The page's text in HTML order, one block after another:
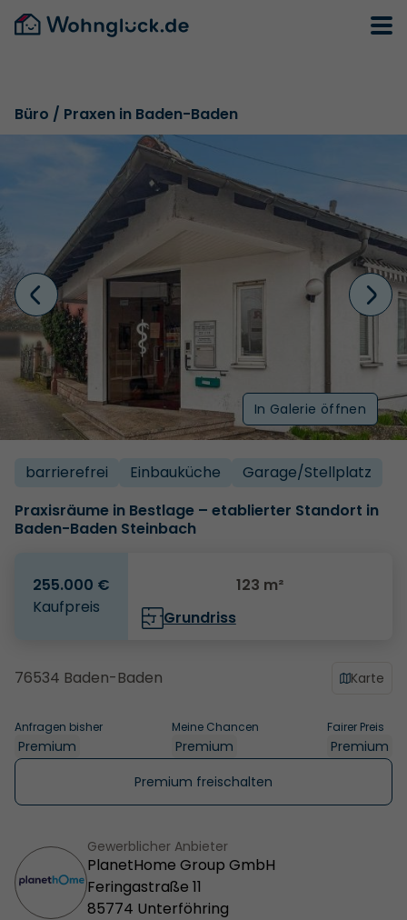
Büro / Praxen in Baden-Baden
In Galerie öffnen
barrierefrei Einbauküche
Garage/­Stellplatz
Praxisräume in Bestlage – etablierter Standort in
Baden-Baden Steinbach
Anfragen bisher
Premium
Meine Chancen
Premium
Fairer Preis
Premium
Premium freischalten
255.000 €
Kaufpreis
123 m²
Grundriss
76534 Baden-Baden Karte
Gewerblicher Anbieter
PlanetHome Group GmbH
Feringastraße 11
85774 Unterföhring